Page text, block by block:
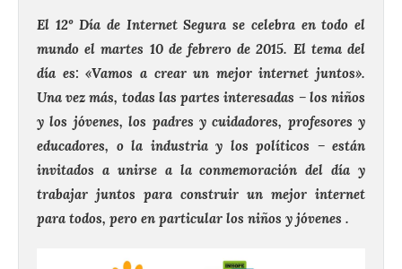
El 12º Día de Internet Segura se celebra en todo el
mundo el martes 10 de febrero de 2015. El tema del
día es: «Vamos a crear un mejor internet juntos».
Una vez más, todas las partes interesadas – los niños
y los jóvenes, los padres y cuidadores, profesores y
educadores, o la industria y los políticos – están
invitados a unirse a la conmemoración del día y
trabajar juntos para construir un mejor internet
para todos, pero en particular los niños y jóvenes .